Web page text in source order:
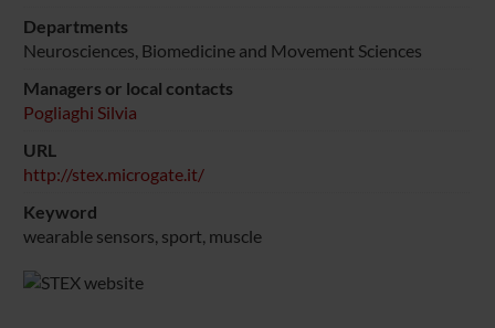
Departments
Neurosciences, Biomedicine and Movement Sciences
Managers or local contacts
Pogliaghi Silvia
URL
http://stex.microgate.it/
Keyword
wearable sensors, sport, muscle